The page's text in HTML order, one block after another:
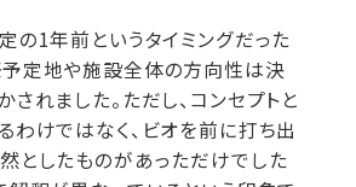
の1年前というタイミングだった
予定地や施設全体の方向性は決
されました。ただし、コンセプトと
わけではなく、ビオを前に打ち出
としたものがあっただけでした